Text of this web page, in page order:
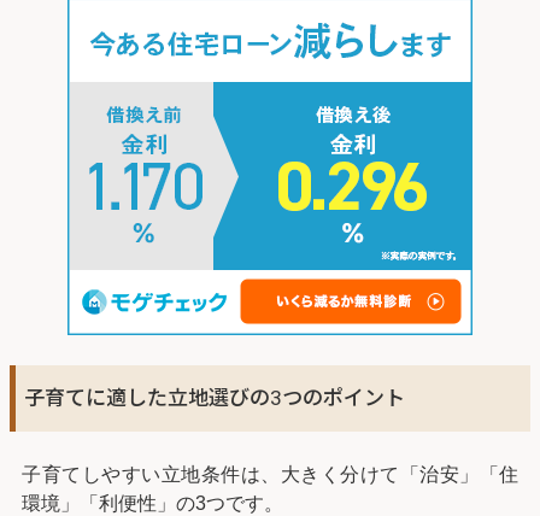
子育てに適した立地選びの3つのポイント
子育てしやすい立地条件は、大きく分けて「治安」「住
環境」「利便性」の3つです。